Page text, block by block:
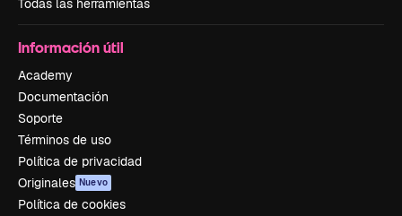
Todas las herramientas
Información útil
Academy
Documentación
Soporte
Términos de uso
Política de privacidad
Originales Nuevo
Política de cookies